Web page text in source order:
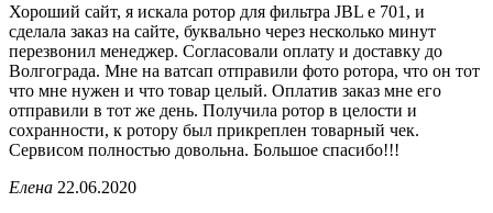
Хороший сайт, я искала ротор для фильтра JBL e 701, и
сделала заказ на сайте, буквально через несколько минут
перезвонил менеджер. Согласовали оплату и доставку до
Волгограда. Мне на ватсап отправили фото ротора, что он тот
что мне нужен и что товар целый. Оплатив заказ мне его
отправили в тот же день. Получила ротор в целости и
сохранности, к ротору был прикреплен товарный чек.
Сервисом полностью довольна. Большое спасибо!!!
Елена 22.06.2020